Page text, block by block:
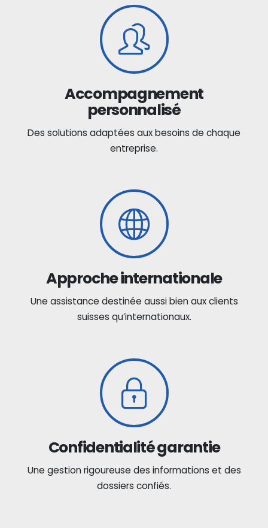
Accompagnement
personnalisé
Des solutions adaptées aux besoins de chaque
entreprise.
Approche internationale
Une assistance destinée aussi bien aux clients
suisses qu’internationaux.
Confidentialité garantie
Une gestion rigoureuse des informations et des
dossiers confiés.